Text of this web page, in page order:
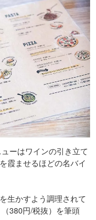
ーはワインの引き立て
霞ませるほどの名バイ
生かすよう調理されて
380円/税抜）を筆頭